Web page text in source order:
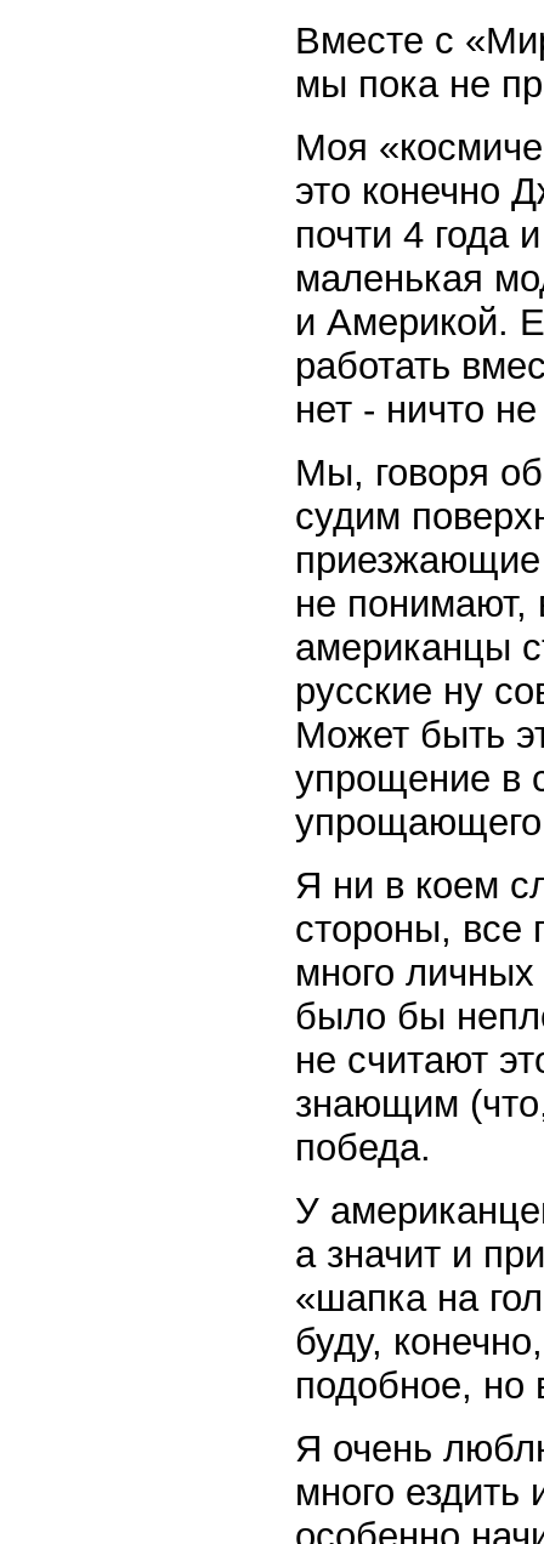
Вместе с
мы пока не
Моя
это конечно
почти 4 года
маленькая
и Америкой.
работать
нет - ничто
Мы, говоря
судим
приезжающие
не понимают,
американцы
русские ну
Может быть
упрощение в
Я ни в коем
стороны, все
много личных
было бы
не считают
знающим
победа.
У
а значит и
«шапка на
буду,
подобное, но
Я очень
много ездить